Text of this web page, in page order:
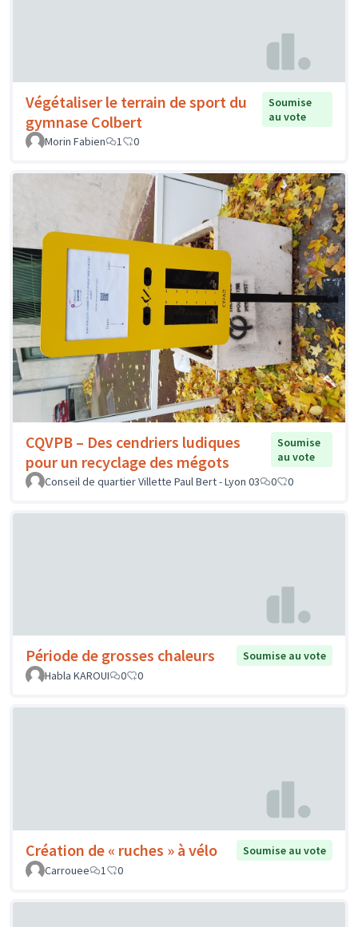
Végétaliser le terrain de sport du
gymnase Colbert
Soumise
au vote
Morin Fabien
1 0
CQVPB – Des cendriers ludiques
pour un recyclage des mégots
Soumise
au vote
Conseil de quartier Villette Paul Bert - Lyon 03
0 0
Période de grosses chaleurs
Soumise au vote
Habla KAROUI
0 0
Création de « ruches » à vélo
Soumise au vote
Carrouee
1 0